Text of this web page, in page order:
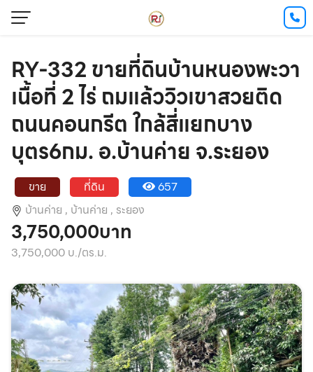
RY-332 ขายที่ดินบ้านหนองพะวา
เนื้อที่ 2 ไร่ ถมแล้ววิวเขาสวยติด
ถนนคอนกรีต ใกล้สี่แยกบาง
บุตร6กม. อ.บ้านค่าย จ.ระยอง
ขาย ที่ดิน
657
บ้านค่าย , บ้านค่าย , ระยอง
3,750,000บาท
3,750,000 บ./ตร.ม.